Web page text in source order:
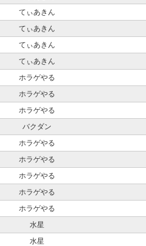
てぃあきん
てぃあきん
てぃあきん
てぃあきん
ホラゲやる
ホラゲやる
ホラゲやる
バクダン
ホラゲやる
ホラゲやる
ホラゲやる
ホラゲやる
ホラゲやる
水星
水星